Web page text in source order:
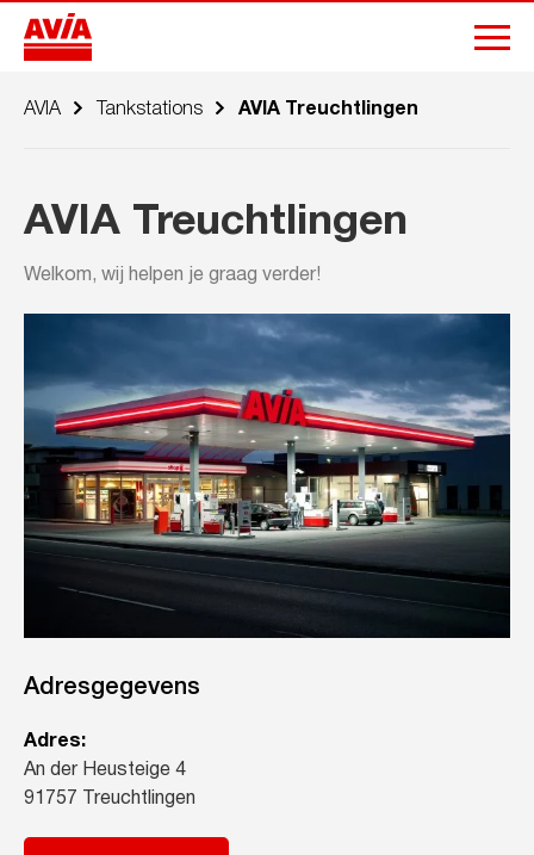
AVIA Tankstations AVIA Treuchtlingen
AVIA Treuchtlingen
Welkom, wij helpen je graag verder!
Adresgegevens
Adres:
An der Heusteige 4
91757 Treuchtlingen